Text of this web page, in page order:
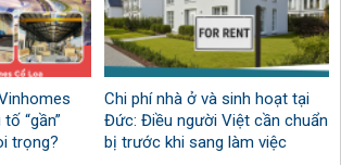
“gần”
trọng?
Chi phí nhà ở và sinh hoạt tại
Đức: Điều người Việt cần chuẩn
bị trước khi sang làm việc